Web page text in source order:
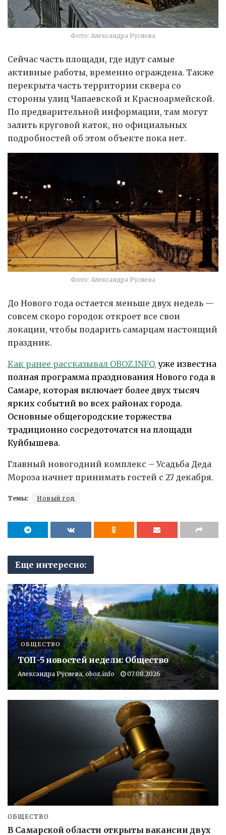
Фото: Александра Русяева
Сейчас часть площади, где идут самые
активные работы, временно ограждена. Также
перекрыта часть территории сквера со
стороны улиц Чапаевской и Красноармейской.
По предварительной информации, там могут
залить круговой каток, но официальных
подробностей об этом объекте пока нет.
Фото: Александра Русяева
До Нового года остается меньше двух недель —
совсем скоро городок откроет все свои
локации, чтобы подарить самарцам настоящий
праздник.
Как ранее рассказывал OBOZ.INFO,уже известна
полная программа празднования Нового года в
Самаре, которая включает более двух тысяч
ярких событий во всех районах города.
Основные общегородские торжества
традиционно сосредоточатся на площади
Куйбышева.
Главный новогодний комплекс – Усадьба Деда
Мороза начнет принимать гостей с 27 декабря.
Темы: Новый год
Еще интересно:
ОБЩЕСТВО
ТОП-5 новостей недели: Общество
Александра Русяева, oboz.info 07.08.2026
ОБЩЕСТВО
В Самарской области открыты вакансии двух